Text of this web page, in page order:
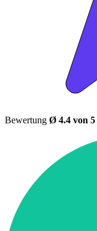
Bewertung Ø 4.4 von 5